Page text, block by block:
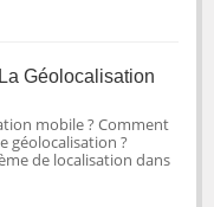
Géolocalisation
mobile ? Comment
géolocalisation ?
de localisation dans